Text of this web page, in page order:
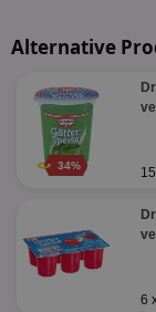
Alternative
34%
6